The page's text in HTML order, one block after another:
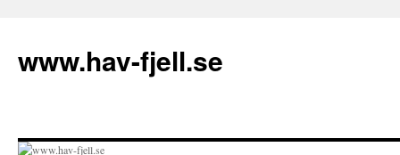
innehåll
www.hav-fjell.se